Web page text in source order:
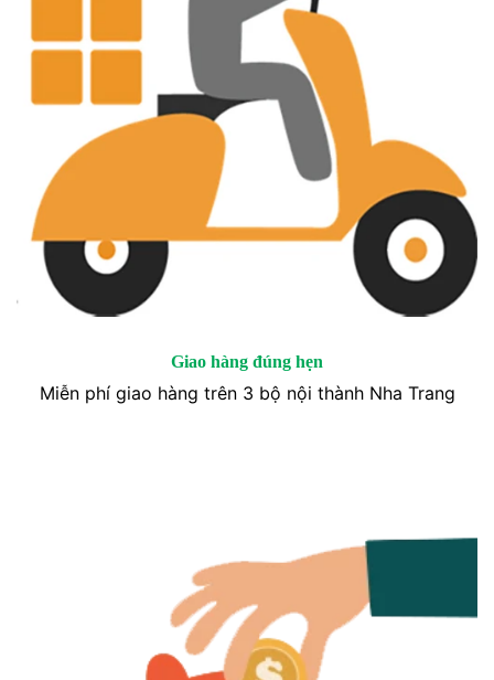
Giao hàng đúng hẹn
Miễn phí giao hàng trên 3 bộ nội thành Nha Trang